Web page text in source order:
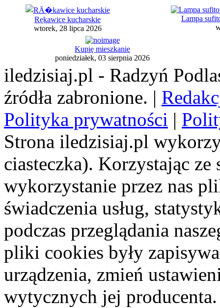
Rękawice kucharskie
wtorek, 28 lipca 2026
Lampa
Kupię mieszkanie
poniedziałek, 03 sierpnia 2026
iledzisiaj.pl - Radzyń
źródła zabronione. |
Polityka prywatności |
Strona iledzisiaj.pl
ciasteczka). Korzystając
wykorzystanie przez nas
świadczenia usług,
podczas przeglądania
pliki cookies były
urządzenia, zmień
wytycznych jej producenta.